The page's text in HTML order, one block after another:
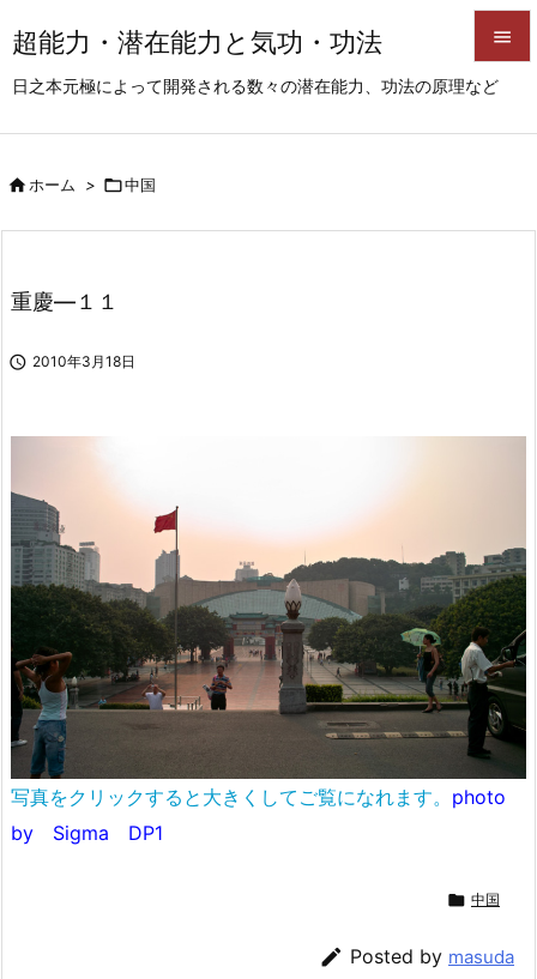
超能力・潜在能力と気功・功法
日之本元極によって開発される数々の潜在能力、功法の原理など


前へ
ホーム > 中国
重慶―１１
 2010年3月18日
写真をクリックすると大きくしてご覧になれます。 photo
by Sigma DP1
 中国
 Posted by masuda